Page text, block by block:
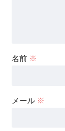
名前 ※
メール ※